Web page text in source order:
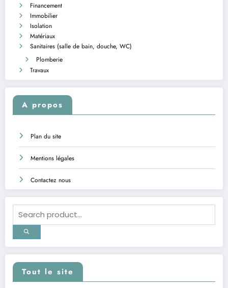
Financement
Immobilier
Isolation
Matériaux
Sanitaires (salle de bain, douche, WC)
Plomberie
Travaux
A propos
Plan du site
Mentions légales
Contactez nous
Tout le site